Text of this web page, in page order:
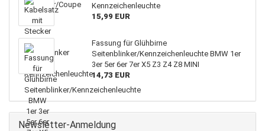
Kennzeichenleuchte
15,99 EUR
Fassung für Glühbirne
Seitenblinker/Kennzeichenleuchte BMW 1er
3er 5er 6er 7er X5 Z3 Z4 Z8 MINI
14,73 EUR
Newsletter-Anmeldung